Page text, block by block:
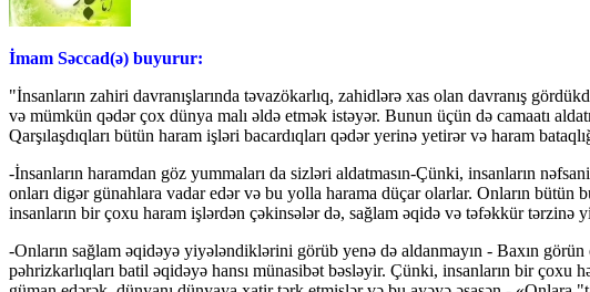
İmam Səccad(ə) buyurur:
"İnsanların zahiri davranışlarında təvazökarlıq, zahidlərə xas olan davranış
və mümkün qədər çox dünya malı əldə etmək istəyər. Bunun üçün də camaatı
Qarşılaşdıqları bütün haram işləri bacardıqları qədər yerinə yetirər və haram
-İnsanların haramdan göz yummaları da sizləri aldatmasın-Çünki, insanların
onları digər günahlara vadar edər və bu yolla harama düçar olarlar. Onların
insanların bir çoxu haram işlərdən çəkinsələr də, sağlam əqidə və təfəkkür
-Onların sağlam əqidəyə yiyələndiklərini görüb yenə də aldanmayın - Baxın
pəhrizkarlıqları batil əqidəyə hansı münasibət bəsləyir. Çünki, insanların bir